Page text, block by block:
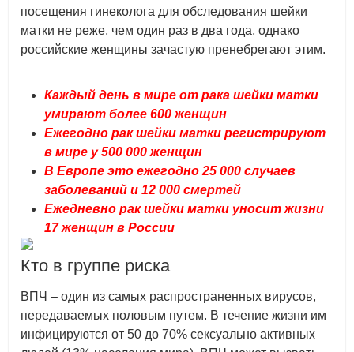
посещения гинеколога для обследования шейки
матки не реже, чем один раз в два года, однако
российские женщины зачастую пренебрегают этим.
Каждый день в мире от рака шейки матки
умирают более 600 женщин
Ежегодно рак шейки матки регистрируют
в мире у 500 000 женщин
В Европе это ежегодно 25 000 случаев
заболеваний и 12 000 смертей
Ежедневно рак шейки матки уносит жизни
17 женщин в России
Кто в группе риска
ВПЧ – один из самых распространенных вирусов,
передаваемых половым путем. В течение жизни им
инфицируются от 50 до 70% сексуально активных